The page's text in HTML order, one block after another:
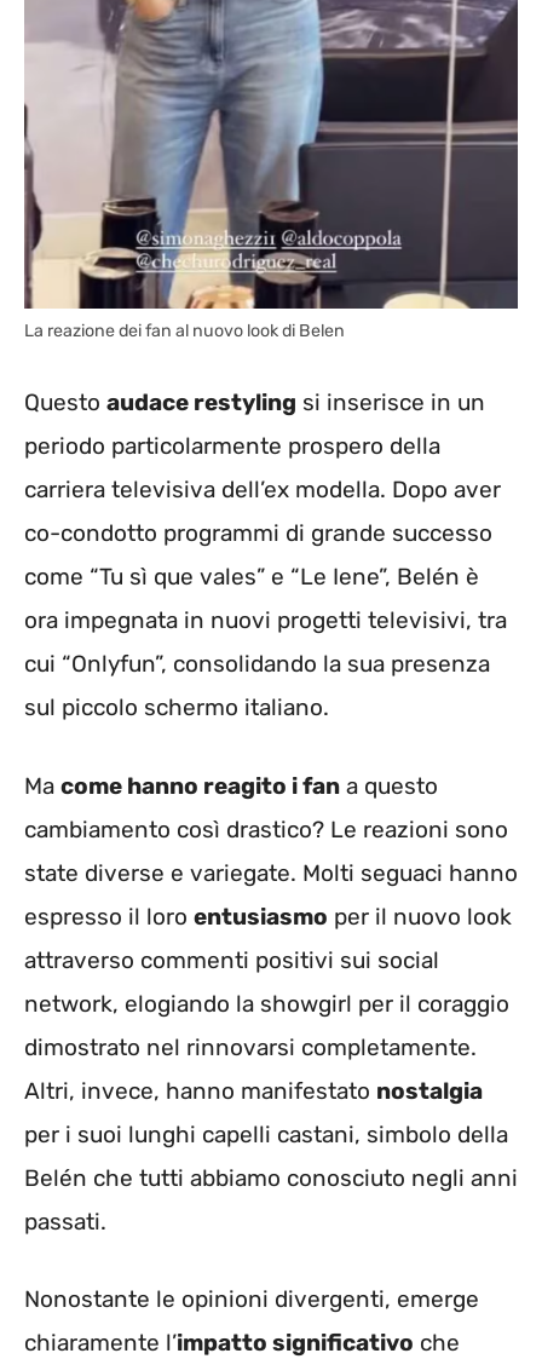
La reazione dei fan al nuovo look di Belen
Questo audace restyling si inserisce in un
periodo particolarmente prospero della
carriera televisiva dell’ex modella. Dopo aver
co-condotto programmi di grande successo
come “Tu sì que vales” e “Le Iene”, Belén è
ora impegnata in nuovi progetti televisivi, tra
cui “Onlyfun”, consolidando la sua presenza
sul piccolo schermo italiano.
Ma come hanno reagito i fan a questo
cambiamento così drastico? Le reazioni sono
state diverse e variegate. Molti seguaci hanno
espresso il loro entusiasmo per il nuovo look
attraverso commenti positivi sui social
network, elogiando la showgirl per il coraggio
dimostrato nel rinnovarsi completamente.
Altri, invece, hanno manifestato nostalgia
per i suoi lunghi capelli castani, simbolo della
Belén che tutti abbiamo conosciuto negli anni
passati.
Nonostante le opinioni divergenti, emerge
chiaramente l’impatto significativo che